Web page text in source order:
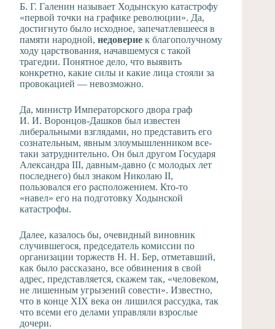
Б. Г. Галенин называет Ходынскую катастрофу
«первой точки на графике революции». Да,
достигнуто было исходное, запечатлевшееся в
памяти народной, недоверие к благополучному
ходу царствования, начавшемуся с такой
трагедии. Понятное дело, что выявить
конкретно, какие силы и какие лица стояли за
провокацией — невозможно.
Да, министр Императорского двора граф
И. И. Воронцов-Дашков был известен
либеральными взглядами, но представить его
сознательным, явным злоумышленником все-
таки затруднительно. Он был другом Государя
Александра III, давным-давно (с молодых лет
последнего) был знаком Николаю II,
пользовался его расположением. Кто-то
«навел» его на подготовку Ходынской
катастрофы.
Далее, казалось бы, очевидный виновник
случившегося, председатель комиссии по
организации торжеств Н. Н. Бер, отметавший,
как было рассказано, все обвинения в свой
адрес, представляется, скажем так, «человеком,
не лишенным угрызений совести». Известно,
что в конце XIX века он лишился рассудка, так
что всеми его делами управляли взрослые
дочери.